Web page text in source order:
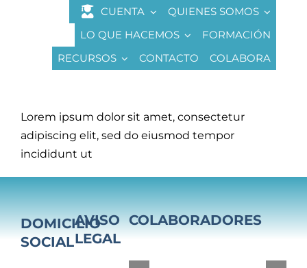
contenido
CUENTA
QUIENES SOMOS
LO QUE HACEMOS
FORMACIÓN
RECURSOS
CONTACTO COLABORA
Lorem ipsum dolor sit amet, consectetur
adipiscing elit, sed do eiusmod tempor
incididunt ut
DOMICILIO
SOCIAL
AVISO
LEGAL
COLABORADORES